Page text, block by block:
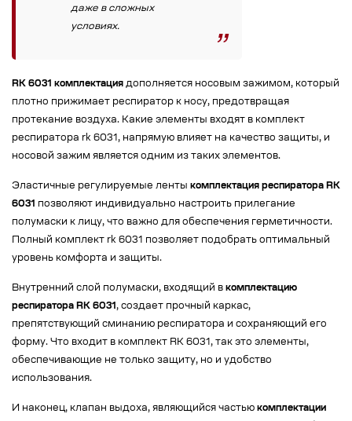
даже в сложных
условиях.
RK 6031 комплектация дополняется носовым зажимом, который
плотно прижимает респиратор к носу, предотвращая
протекание воздуха. Какие элементы входят в комплект
респиратора rk 6031, напрямую влияет на качество защиты, и
носовой зажим является одним из таких элементов.
Эластичные регулируемые ленты комплектация респиратора RK
6031 позволяют индивидуально настроить прилегание
полумаски к лицу, что важно для обеспечения герметичности.
Полный комплект rk 6031 позволяет подобрать оптимальный
уровень комфорта и защиты.
Внутренний слой полумаски, входящий в комплектацию
респиратора RK 6031, создает прочный каркас,
препятствующий сминанию респиратора и сохраняющий его
форму. Что входит в комплект RK 6031, так это элементы,
обеспечивающие не только защиту, но и удобство
использования.
И наконец, клапан выдоха, являющийся частью комплектации